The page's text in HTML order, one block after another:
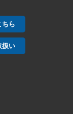
ら
扱い